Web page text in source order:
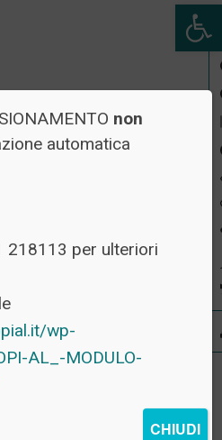
non
automatica
218113 per ulteriori
wp-
AL_-MODULO-
CHIUDI